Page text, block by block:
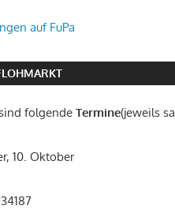
auf FuPa
folgende Termine(jeweils
10. Oktober